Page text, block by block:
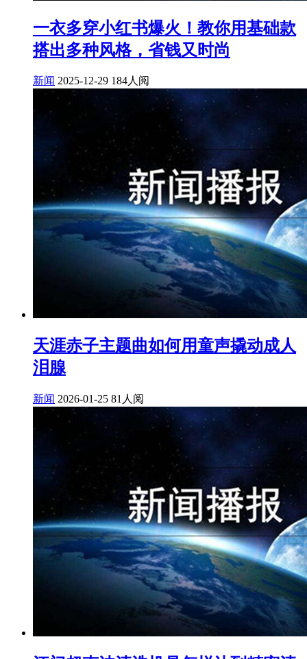
一衣多穿小红书爆火！教你用基础款
搭出多种风格，省钱又时尚
新闻 2025-12-29 184人阅
天涯赤子主题曲如何用童声撬动成人
泪腺
新闻 2026-01-25 81人阅